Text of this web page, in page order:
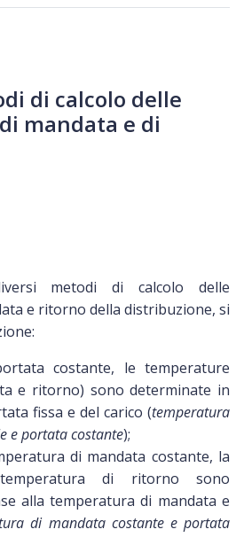
di calcolo delle
mandata e di
metodi di calcolo delle
e ritorno della distribuzione, si
costante, le temperature
e ritorno) sono determinate in
fissa e del carico (temperatura
e portata costante);
di mandata costante, la
di ritorno sono
alla temperatura di mandata e
di mandata costante e portata